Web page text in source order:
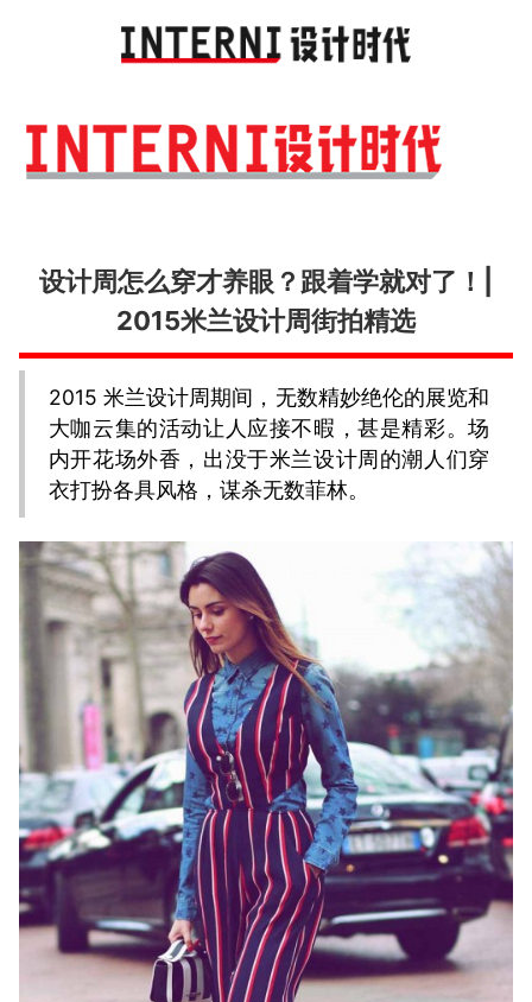
设计周怎么穿才养眼？跟着学就对了！|
2015米兰设计周街拍精选
2015 米兰设计周期间，无数精妙绝伦的展览和
大咖云集的活动让人应接不暇，甚是精彩。场
内开花场外香，出没于米兰设计周的潮人们穿
衣打扮各具风格，谋杀无数菲林。